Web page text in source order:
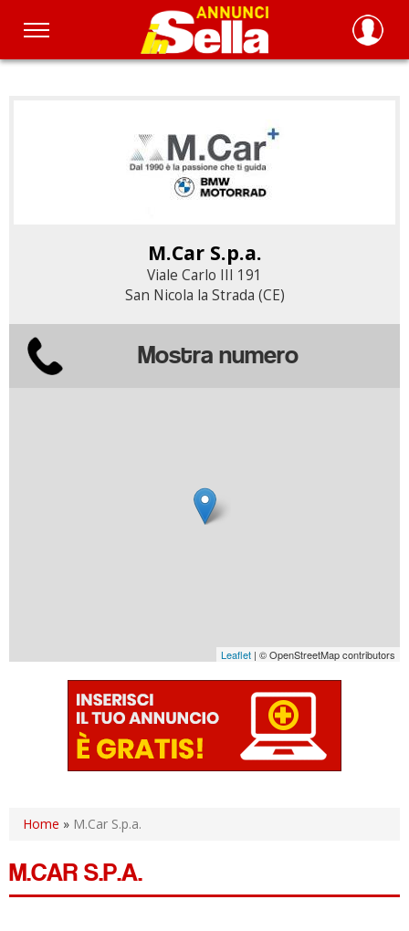
Salta
M.Car S.p.a.
Viale Carlo III 191
San Nicola la Strada (CE)
Mostra numero
Leaflet | © OpenStreetMap contributors
Home » M.Car S.p.a.
M.CAR S.P.A.